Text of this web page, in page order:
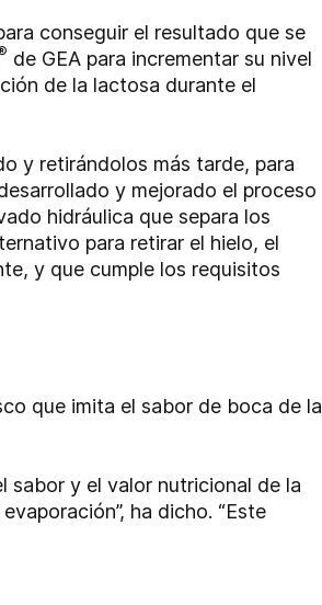
conseguir el resultado que se
de GEA para incrementar su nivel
de la lactosa durante el
y retirándolos más tarde, para
y mejorado el proceso
hidráulica que separa los
para retirar el hielo, el
y que cumple los requisitos
que imita el sabor de boca de la
sabor y el valor nutricional de la
ha dicho. “Este